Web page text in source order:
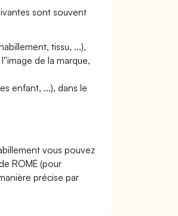
sont souvent
tissu, ...),
de la marque,
enfant, ...), dans le
vous pouvez
ROME (pour
précise par